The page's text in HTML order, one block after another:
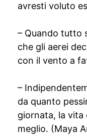
avresti voluto
– Quando tutto
che gli aerei
con il vento a
–
da quanto
giornata, la vita
meglio. (Maya